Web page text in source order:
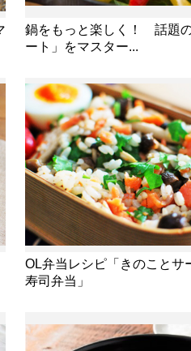
鍋をもっと楽しく！ 話題
ート」をマスター...
OL弁当レシピ「きのことサ
寿司弁当」